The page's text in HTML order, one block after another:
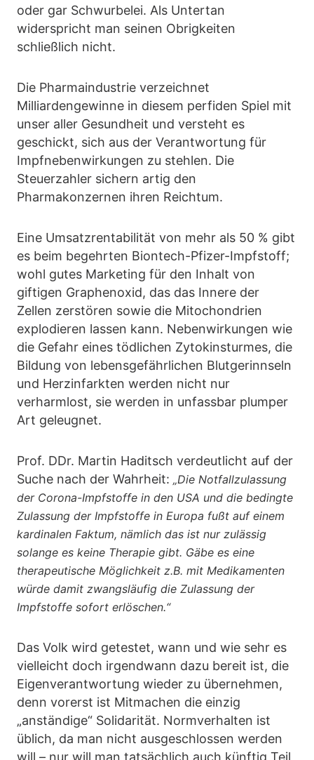
oder gar Schwurbelei. Als Untertan
widerspricht man seinen Obrigkeiten
schließlich nicht.
Die Pharmaindustrie verzeichnet
Milliardengewinne in diesem perfiden Spiel mit
unser aller Gesundheit und versteht es
geschickt, sich aus der Verantwortung für
Impfnebenwirkungen zu stehlen. Die
Steuerzahler sichern artig den
Pharmakonzernen ihren Reichtum.
Eine Umsatzrentabilität von mehr als 50 % gibt
es beim begehrten Biontech-Pfizer-Impfstoff;
wohl gutes Marketing für den Inhalt von
giftigen Graphenoxid, das das Innere der
Zellen zerstören sowie die Mitochondrien
explodieren lassen kann. Nebenwirkungen wie
die Gefahr eines tödlichen Zytokinsturmes, die
Bildung von lebensgefährlichen Blutgerinnseln
und Herzinfarkten werden nicht nur
verharmlost, sie werden in unfassbar plumper
Art geleugnet.
Prof. DDr. Martin Haditsch verdeutlicht auf der
Suche nach der Wahrheit: „Die Notfallzulassung
der Corona-Impfstoffe in den USA und die bedingte
Zulassung der Impfstoffe in Europa fußt auf einem
kardinalen Faktum, nämlich das ist nur zulässig
solange es keine Therapie gibt. Gäbe es eine
therapeutische Möglichkeit z.B. mit Medikamenten
würde damit zwangsläufig die Zulassung der
Impfstoffe sofort erlöschen.“
Das Volk wird getestet, wann und wie sehr es
vielleicht doch irgendwann dazu bereit ist, die
Eigenverantwortung wieder zu übernehmen,
denn vorerst ist Mitmachen die einzig
„anständige“ Solidarität. Normverhalten ist
üblich, da man nicht ausgeschlossen werden
will – nur will man tatsächlich auch künftig Teil